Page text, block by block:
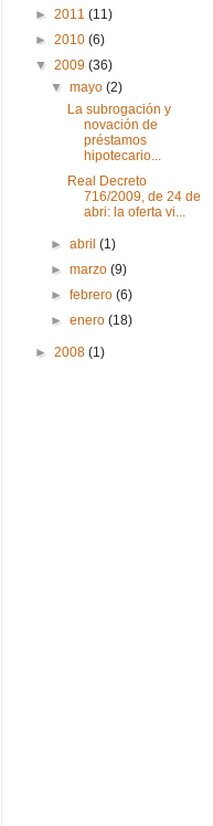
► 2011 (11)
► 2010 (6)
▼ 2009 (36)
▼mayo(2)
La subrogación y
novación de
préstamos
hipotecario...
Real Decreto
716/2009, de 24 de
abri: la oferta vi...
►abril(1)
►marzo(9)
►febrero(6)
►enero(18)
► 2008 (1)